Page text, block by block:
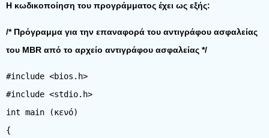
Η κωδικοποίηση του προγράμματος έχει ως εξής:
/* Πρόγραμμα για την επαναφορά του αντιγράφου ασφαλείας
του MBR από το αρχείο αντιγράφου ασφαλείας */
#include <bios.h>
#include <stdio.h>
int main (κενό)
{